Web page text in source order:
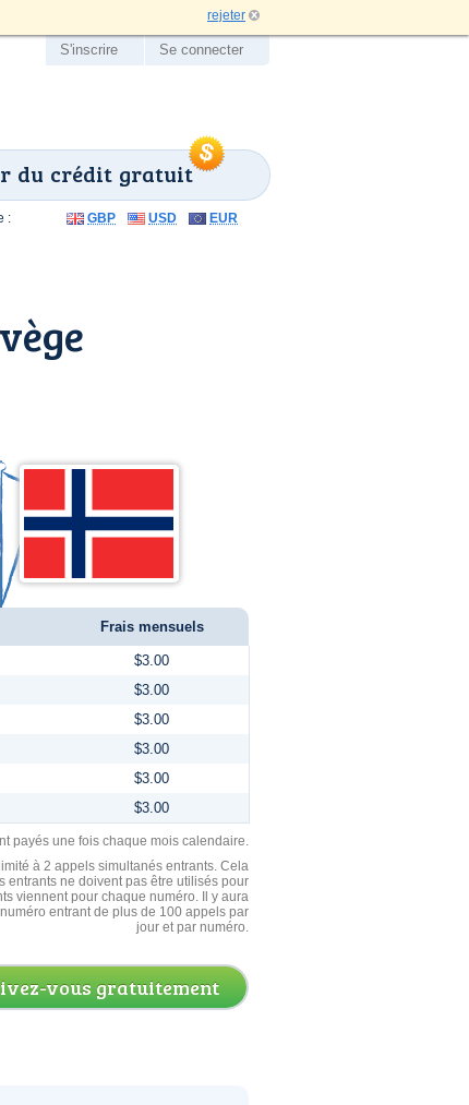
rejeter
du crédit gratuit
S'inscrire Se connecter
: GBP USD EUR
Frais mensuels
$3.00
$3.00
$3.00
$3.00
$3.00
$3.00
payés une fois chaque mois calendaire.
à 2 appels simultanés entrants. Cela
entrants ne doivent pas être utilisés pour
viennent pour chaque numéro. Il y aura
entrant de plus de 100 appels par
jour et par numéro.
vous gratuitement